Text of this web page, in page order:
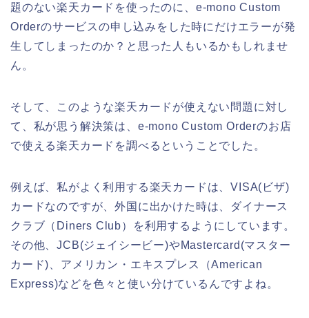
題のない楽天カードを使ったのに、e-mono Custom
Orderのサービスの申し込みをした時にだけエラーが発
生してしまったのか？と思った人もいるかもしれませ
ん。
そして、このような楽天カードが使えない問題に対し
て、私が思う解決策は、e-mono Custom Orderのお店
で使える楽天カードを調べるということでした。
例えば、私がよく利用する楽天カードは、VISA(ビザ)
カードなのですが、外国に出かけた時は、ダイナース
クラブ（Diners Club）を利用するようにしています。
その他、JCB(ジェイシービー)やMastercard(マスター
カード)、アメリカン・エキスプレス（American
Express)などを色々と使い分けているんですよね。